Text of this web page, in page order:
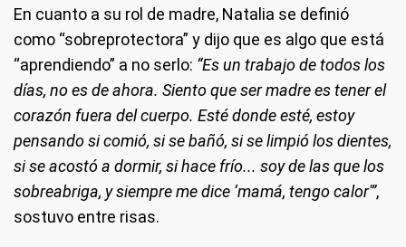
En cuanto a su rol de madre, Natalia se definió
como “sobreprotectora” y dijo que es algo que está
“aprendiendo” a no serlo: “Es un trabajo de todos los
días, no es de ahora. Siento que ser madre es tener el
corazón fuera del cuerpo. Esté donde esté, estoy
pensando si comió, si se bañó, si se limpió los dientes,
si se acostó a dormir, si hace frío... soy de las que los
sobreabriga, y siempre me dice ‘mamá, tengo calor'”,
sostuvo entre risas.